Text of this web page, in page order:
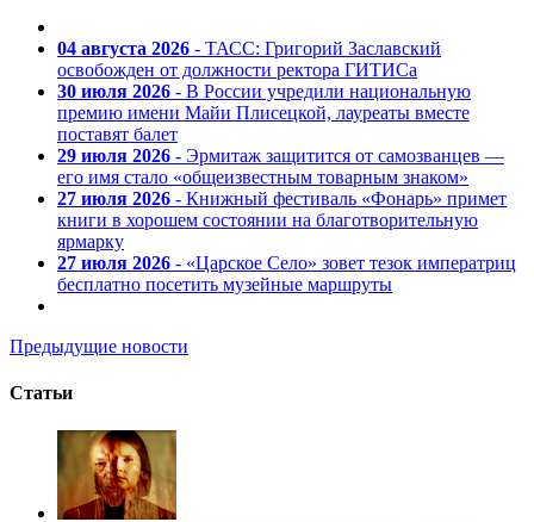
04 августа 2026 - ТАСС: Григорий Заславский
освобожден от должности ректора ГИТИСа
30 июля 2026 - В России учредили национальную
премию имени Майи Плисецкой, лауреаты вместе
поставят балет
29 июля 2026 - Эрмитаж защитится от самозванцев —
его имя стало «общеизвестным товарным знаком»
27 июля 2026 - Книжный фестиваль «Фонарь» примет
книги в хорошем состоянии на благотворительную
ярмарку
27 июля 2026 - «Царское Село» зовет тезок императриц
бесплатно посетить музейные маршруты
Предыдущие новости
Статьи